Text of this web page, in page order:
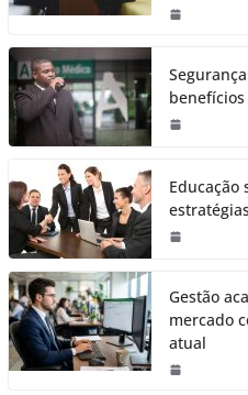
Educação
Gestão
mercado
atual